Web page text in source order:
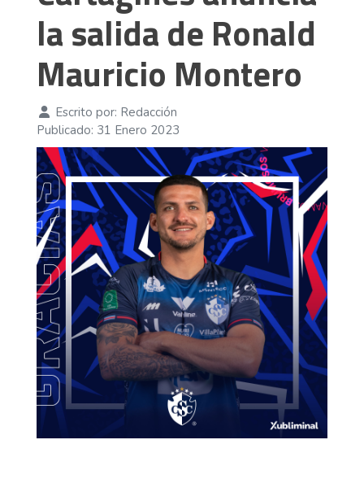
la salida de Ronald
Mauricio Montero
Escrito por: Redacción
Publicado: 31 Enero 2023